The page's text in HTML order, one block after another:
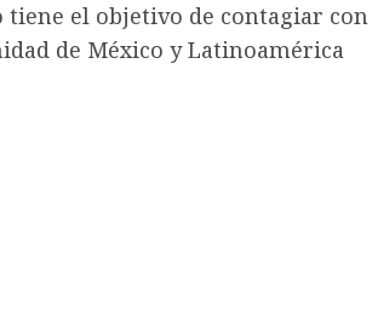
tiene el objetivo de contagiar con
de México y Latinoamérica